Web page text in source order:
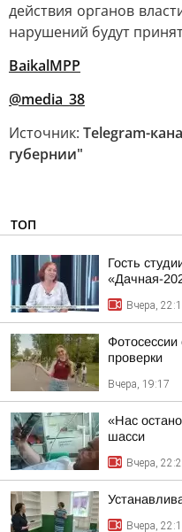
действия органов
нарушений будут
BaikalMPP
@media_38
Источник: Telegram-
губернии"
ТОП
Гость
«Дачная-
Вчера,
Фотосессии
проверки
Вчера, 19:17
«Нас
шасси
Вчера,
Вчера,